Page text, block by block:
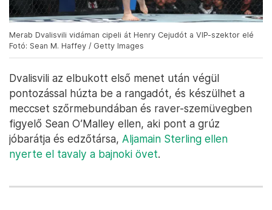
Merab Dvalisvili vidáman cipeli át Henry Cejudót a VIP-szektor elé
Fotó: Sean M. Haffey / Getty Images
Dvalisvili az elbukott első menet után végül
pontozással húzta be a rangadót, és készülhet a
meccset szőrmebundában és raver-szemüvegben
figyelő Sean O’Malley ellen, aki pont a grúz
jóbarátja és edzőtársa, Aljamain Sterling ellen
nyerte el tavaly a bajnoki övet.